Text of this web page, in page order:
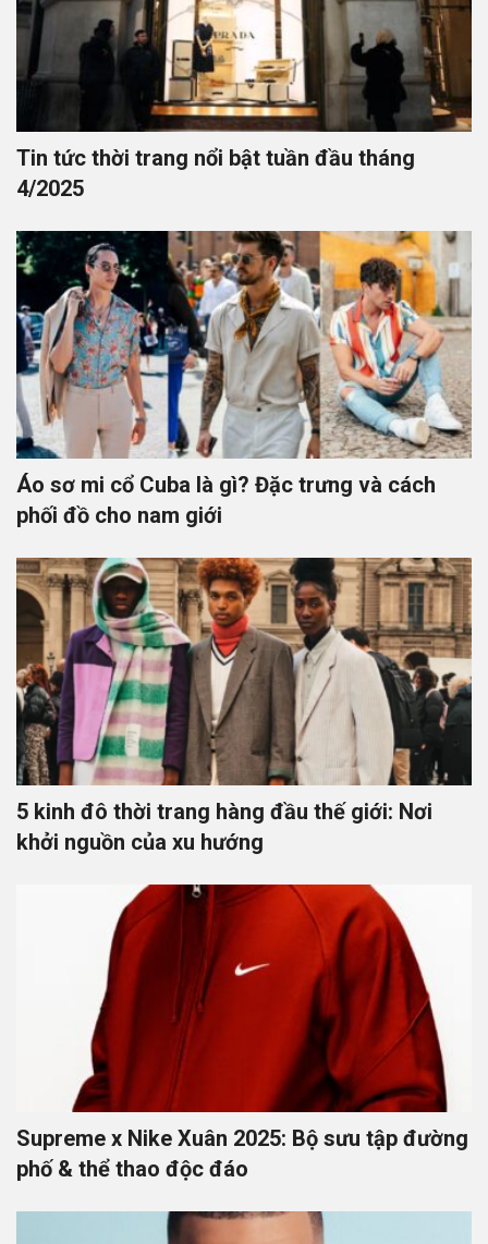
Tin tức thời trang nổi bật tuần đầu tháng
4/2025
Áo sơ mi cổ Cuba là gì? Đặc trưng và cách
phối đồ cho nam giới
5 kinh đô thời trang hàng đầu thế giới: Nơi
khởi nguồn của xu hướng
Supreme x Nike Xuân 2025: Bộ sưu tập đường
phố & thể thao độc đáo